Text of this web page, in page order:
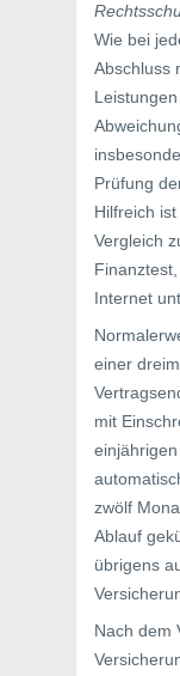
Wie bei
Abschluss
Prüfung
Hilfreich
Vergleich
Internet
einer
mit
zwölf
Ablauf
übrigens
Nach dem